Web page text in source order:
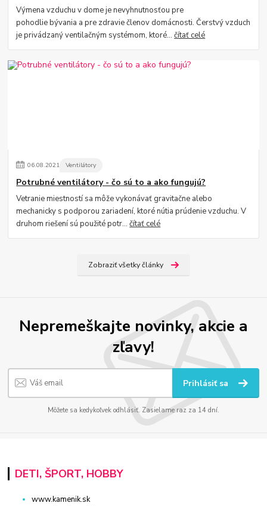
Výmena vzduchu v dome je nevyhnutnosťou pre
pohodlie bývania a pre zdravie členov domácnosti. Čerstvý vzduch
je privádzaný ventilačným systémom, ktoré...čítať celé
06.08.2021 Ventilátory
Potrubné ventilátory - čo sú to a ako fungujú?
Vetranie miestností sa môže vykonávať gravitačne alebo
mechanicky s podporou zariadení, ktoré nútia prúdenie vzduchu. V
druhom riešení sú použité potr...čítať celé
Zobraziť všetky články
Nepremeškajte novinky, akcie a
zľavy!
Prihlásiť sa
Môžete sa kedykoľvek odhlásiť. Zasielame raz za 14 dní.
DETI, ŠPORT, HOBBY
www.kamenik.sk